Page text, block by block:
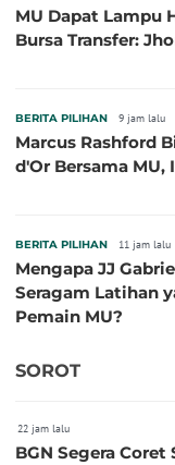
MU Dapat Lampu
Bursa Transfer:
BERITA PILIHAN 9 jam lalu
Marcus Rashford
d'Or Bersama MU,
BERITA PILIHAN 11 jam lalu
Mengapa JJ
Seragam Latihan
Pemain MU?
SOROT
22 jam lalu
BGN Segera